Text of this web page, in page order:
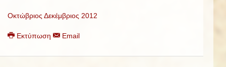
Οκτώβριος Δεκέμβριος 2012
Εκτύπωση Email